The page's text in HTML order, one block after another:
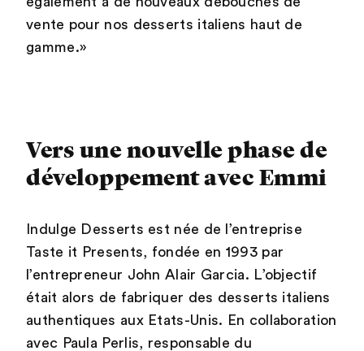
vente pour nos desserts italiens haut de
gamme.»
Vers une nouvelle phase de
développement avec Emmi
Indulge Desserts est née de l’entreprise
Taste it Presents, fondée en 1993 par
l’entrepreneur John Alair Garcia. L’objectif
était alors de fabriquer des desserts italiens
authentiques aux Etats-Unis. En collaboration
avec Paula Perlis, responsable du